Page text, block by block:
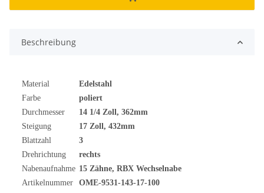
Beschreibung
Material
Edelstahl
Farbe
poliert
Durchmesser
14 1/4 Zoll, 362mm
Steigung
17 Zoll, 432mm
Blattzahl
3
Drehrichtung
rechts
Nabenaufnahme 15 Zähne, RBX Wechselnabe
Artikelnummer
OME-9531-143-17-100